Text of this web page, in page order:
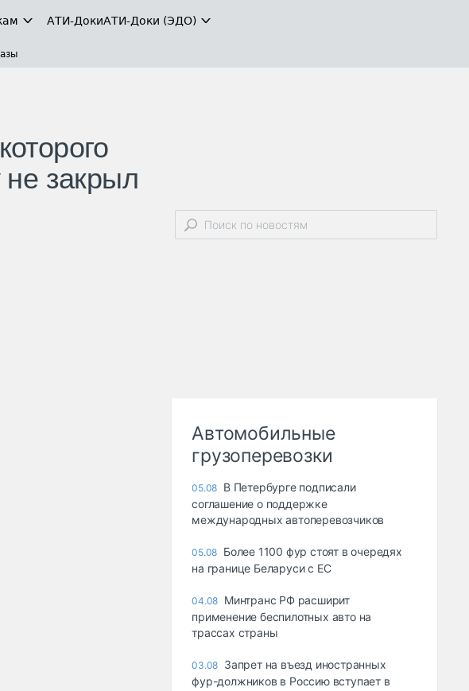
АТИ-ДокиАТИ-Доки (ЭДО)
закрыл
Автомобильные
грузоперевозки
05.08 В Петербурге подписали
соглашение о поддержке
международных автоперевозчиков
05.08 Более 1100 фур стоят в очередях
на границе Беларуси с ЕС
04.08 Минтранс РФ расширит
применение беспилотных авто на
трассах страны
03.08 Запрет на въезд иностранных
фур-должников в Россию вступает в